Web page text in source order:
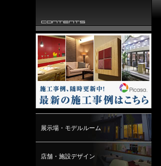
展示場・モデルルーム
店舗・施設デザイン